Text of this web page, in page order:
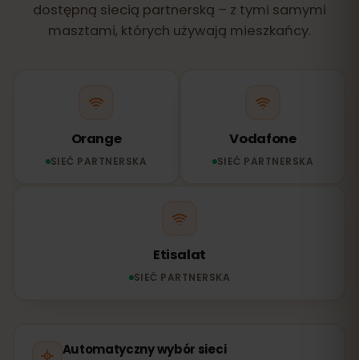
dostępną siecią partnerską – z tymi samymi
masztami, których używają mieszkańcy.
Orange
SIEĆ PARTNERSKA
Vodafone
SIEĆ PARTNERSKA
Etisalat
SIEĆ PARTNERSKA
Automatyczny wybór sieci